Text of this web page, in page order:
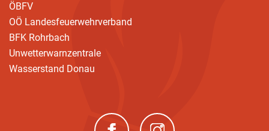
ÖBFV
OÖ Landesfeuerwehrverband
BFK Rohrbach
Unwetterwarnzentrale
Wasserstand Donau